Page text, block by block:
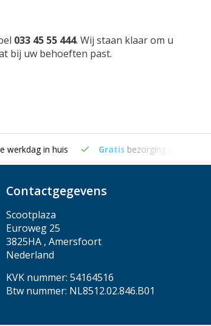
033 45 55 444. Wij staan klaar om u
bij uw behoeften past.
werkdag in huis Gratis bezorging vanaf €50
Contactgegevens
Scootplaza
Euroweg 25
3825HA , Amersfoort
Nederland
KVK nummer: 54164516
Btw nummer: NL8512.02.846.B01